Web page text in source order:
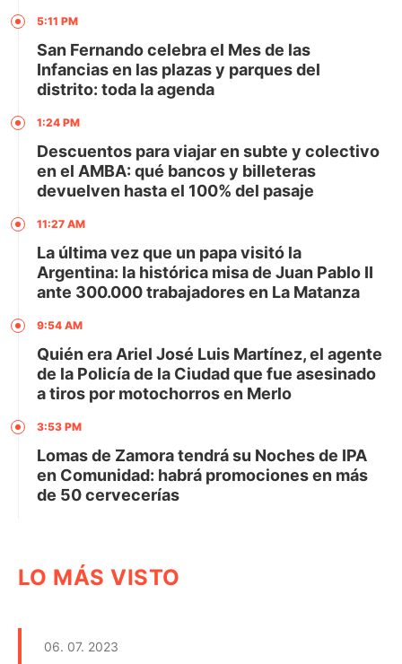
5:11 PM
San Fernando celebra el Mes de las
Infancias en las plazas y parques del
distrito: toda la agenda
1:24 PM
Descuentos para viajar en subte y colectivo
en el AMBA: qué bancos y billeteras
devuelven hasta el 100% del pasaje
11:27 AM
La última vez que un papa visitó la
Argentina: la histórica misa de Juan Pablo II
ante 300.000 trabajadores en La Matanza
9:54 AM
Quién era Ariel José Luis Martínez, el agente
de la Policía de la Ciudad que fue asesinado
a tiros por motochorros en Merlo
3:53 PM
Lomas de Zamora tendrá su Noches de IPA
en Comunidad: habrá promociones en más
de 50 cervecerías
LO MÁS VISTO
06. 07. 2023